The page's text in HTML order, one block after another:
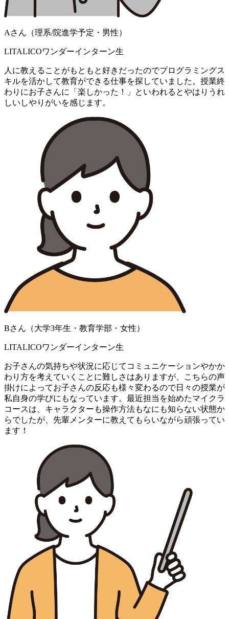
Aさん（理系/院進学予定・男性）
LITALICOワンダーインターン生
人に教えることがもともと好きだったのでプログラミングス
キルを活かして教育ができる仕事を探していました。授業終
わりにお子さんに「楽しかった！」といわれるとやはりうれ
しいしやりがいを感じます。
Bさん（大学3年生・教育学部・女性）
LITALICOワンダーインターン生
お子さんの気持ちや状況に応じてコミュニケーションやかか
わり方を考えていくことに難しさはありますが、こちらの声
掛けによってお子さんの反応も様々変わるので日々の授業が
私自身の学びにもなっています。最近担当を始めたマイクラ
コースは、キャラクターも操作方法もなにも知らない状態か
らでしたが、先輩メンターに教えてもらいながら頑張ってい
ます！